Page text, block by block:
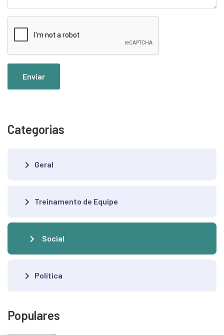
Enviar
Categorias
Geral
Treinamento de Equipe
Social
Política
Populares